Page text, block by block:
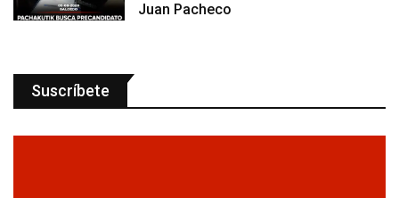
Juan Pacheco
Suscríbete